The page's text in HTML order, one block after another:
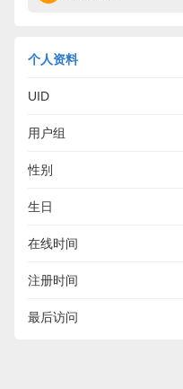
个人资料
UID
用户组
性别
生日
在线时间
注册时间
最后访问